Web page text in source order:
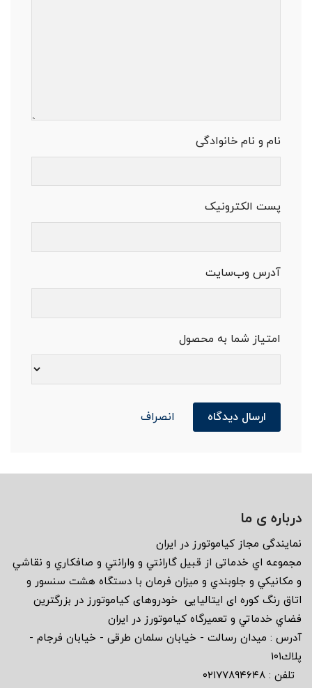
نام و نام خانوادگی
پست الکترونیک
آدرس وب‌سایت
امتیاز شما به محصول
ارسال دیدگاه انصراف
درباره ی ما
نمايندگى مجاز كياموتورز در ايران
مجموعه اي خدماتى از قبيل گارانتي و وارانتي و صافكاري و نقاشي
و مكانيكي و جلوبندي و ميزان فرمان با دستگاه هشت سنسور و
اتاق رنگ كوره اى ايتاليايى خودروهاى كياموتورز در بزرگترين
فضاي خدماتي و تعميرگاه كياموتورز در ايران
آدرس : ميدان رسالت - خيابان سلمان طرقى - خيابان فرجام -
پلاك١٠١
تلفن : ٠٢١٧٧٨٩٤٦٤٨